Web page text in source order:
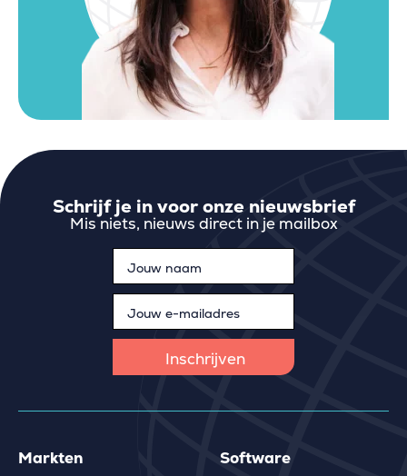
Schrijf je in voor onze nieuwsbrief
Mis niets, nieuws direct in je mailbox
Markten
Software